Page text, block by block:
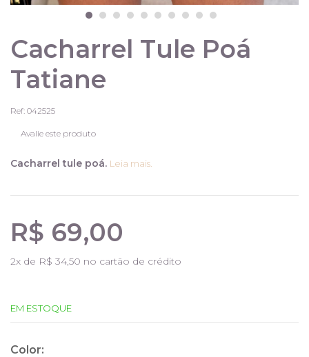
Cacharrel Tule Poá
Tatiane
Ref: 042525
Avalie este produto
Cacharrel tule poá. Leia mais.
R$ 69,00
2x de R$ 34,50 no cartão de crédito
EM ESTOQUE
Color: